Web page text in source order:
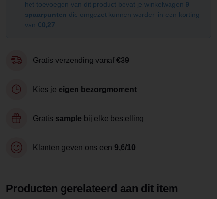
het toevoegen van dit product bevat je winkelwagen 9
spaarpunten die omgezet kunnen worden in een korting
van €0,27
Gratis verzending vanaf €39
Kies je eigen bezorgmoment
Gratis sample bij elke bestelling
Klanten geven ons een 9,6/10
Producten gerelateerd aan dit item